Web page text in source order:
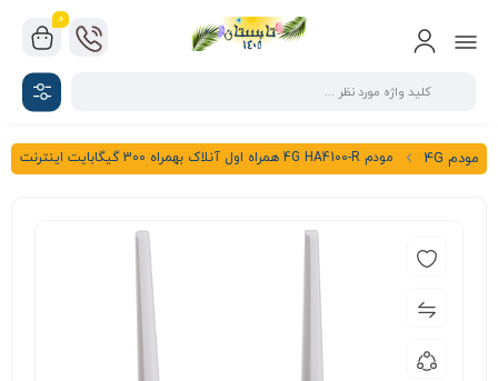
0
مودم 4G مودم 4G HA4100-R همراه اول آنلاک بهمراه 300 گیگابایت اینترنت